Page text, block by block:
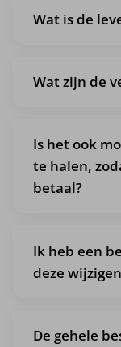
Wat is de
Wat zijn de
Is het ook
te halen,
betaal?
Ik heb een
deze wijzigen
De gehele